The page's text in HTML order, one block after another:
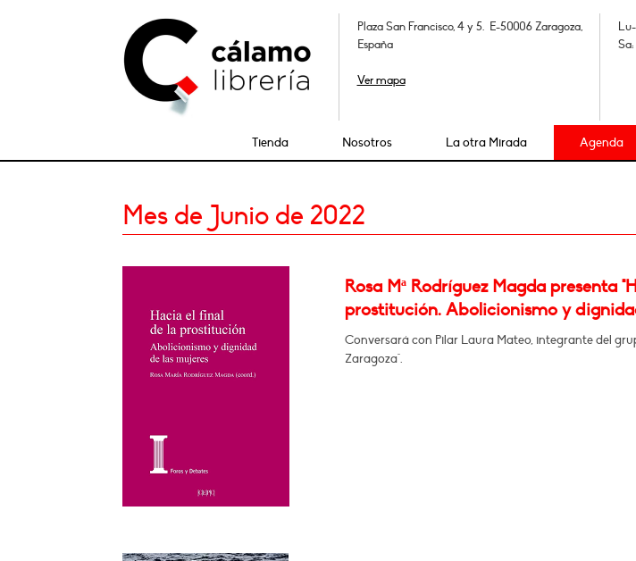
Plaza San Francisco, 4 y 5. E-50006 Zaragoza,
España
Ver mapa
Tienda Nosotros La otra Mirada Agenda
Mes de Junio de 2022
Rosa Mª Rodríguez Magda presenta
prostitución. Abolicionismo y
Conversará con Pilar Laura Mateo, integrante del
Zaragoza".